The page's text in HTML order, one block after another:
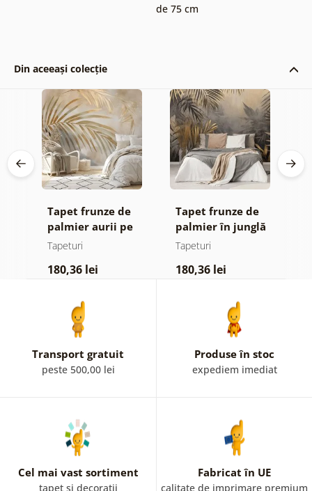
de 75 cm
Din aceeași colecție
Tapet frunze de
palmier aurii pe
fundal bej
Tapeturi
180,36 lei
Tapet frunze de
palmier în junglă
Tapeturi
180,36 lei
Transport gratuit
peste 500,00 lei
Produse în stoc
expediem imediat
Cel mai vast sortiment
tapet și decorații
Fabricat în UE
calitate de imprimare premium